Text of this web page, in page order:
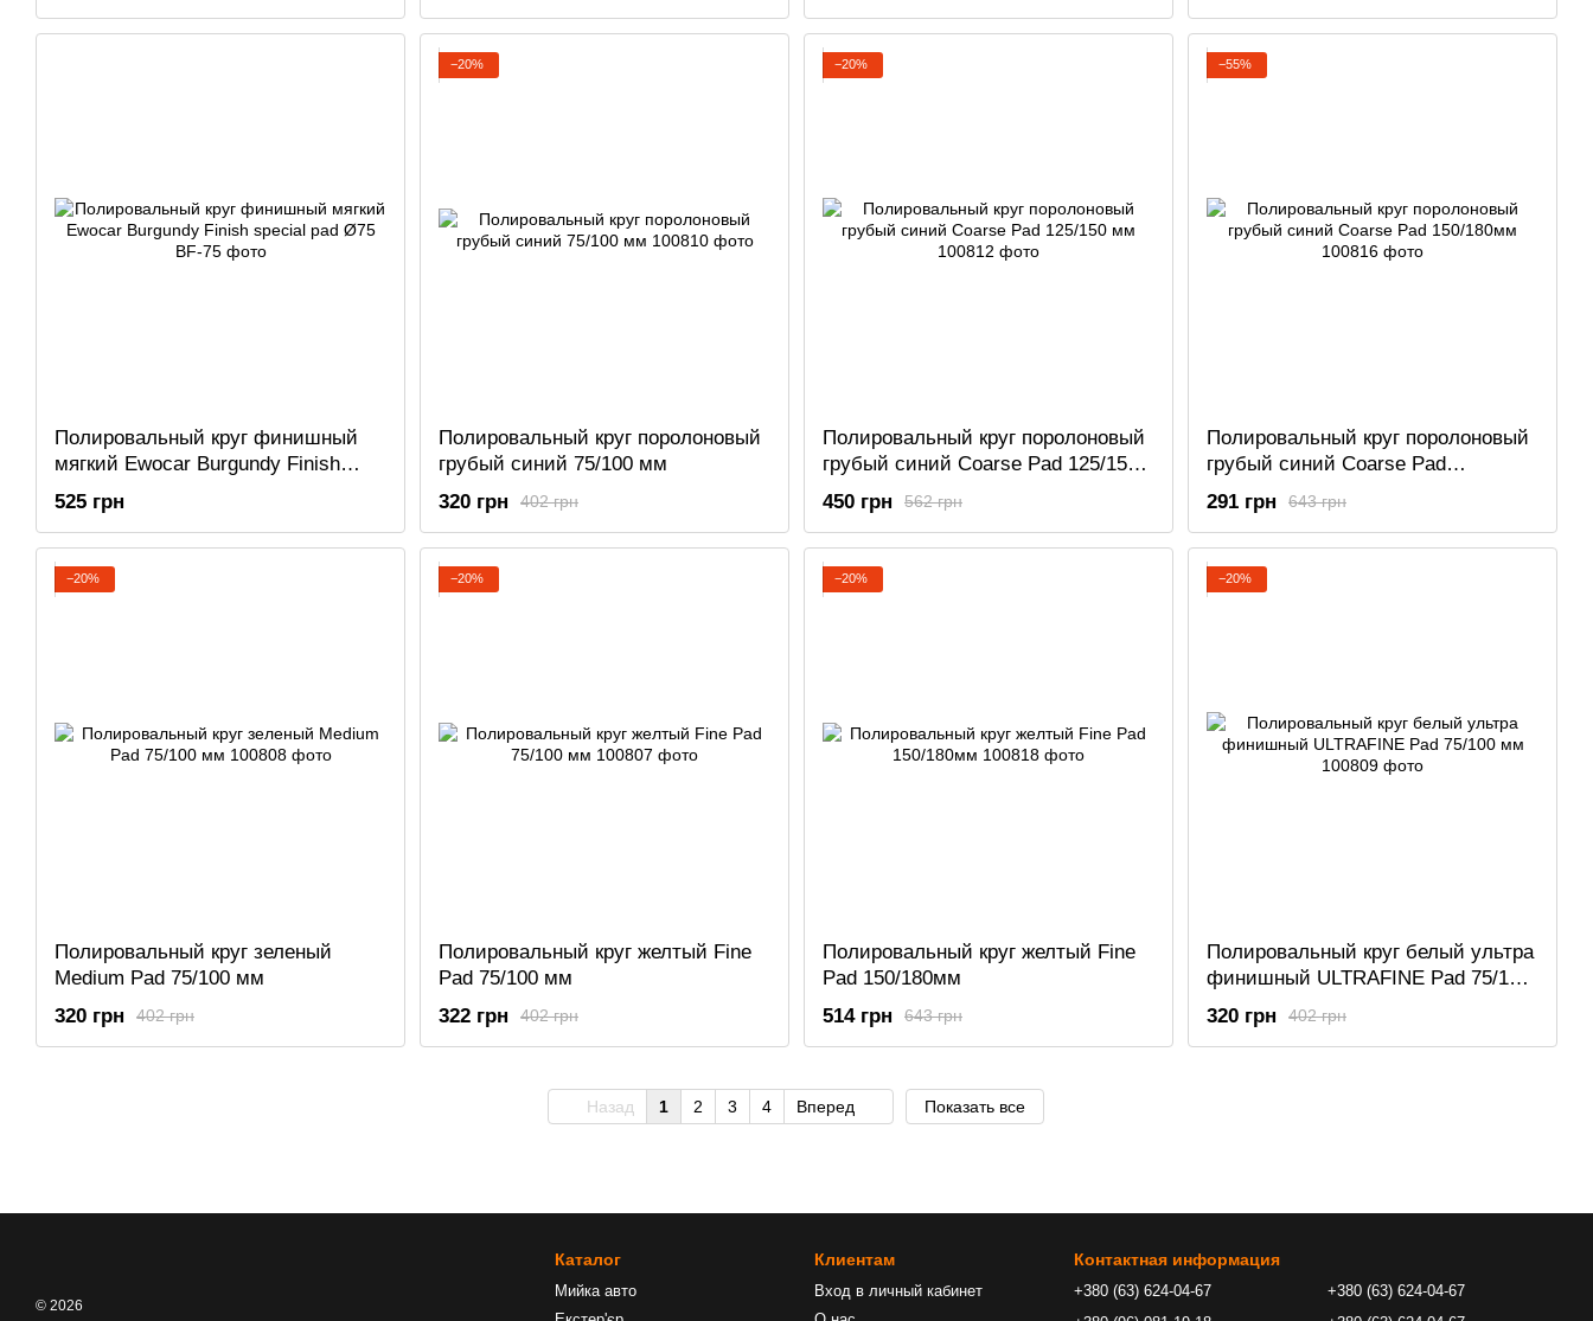
Полировальный круг финишный
мягкий Ewocar Burgundy Finish
special pad Ø75
525 грн
−20%
Полировальный круг поролоновый
грубый синий 75/100 мм
402 грн
320 грн
−20%
Полировальный круг поролоновый
грубый синий Coarse Pad 125/150
мм
562 грн
450 грн
−55%
Полировальный круг поролоновый
грубый синий Coarse Pad
150/180мм
643 грн
291 грн
−20%
Полировальный круг зеленый
Medium Pad 75/100 мм
402 грн
320 грн
−20%
Полировальный круг желтый Fine
Pad 75/100 мм
402 грн
322 грн
−20%
Полировальный круг желтый Fine
Pad 150/180мм
643 грн
514 грн
−20%
Полировальный круг белый ультра
финишный ULTRAFINE Pad 75/100
мм
402 грн
320 грн
Назад 1 2 3 4 Вперед Показать все
© 2026
Каталог
Мийка авто
Клиентам
Вход в личный кабинет
Контактная информация
+380 (63) 624-04-67
+380 (63) 624-04-67